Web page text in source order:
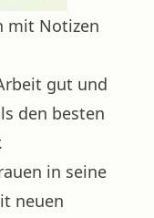
mit Notizen
gut und
den besten
in seine
neuen